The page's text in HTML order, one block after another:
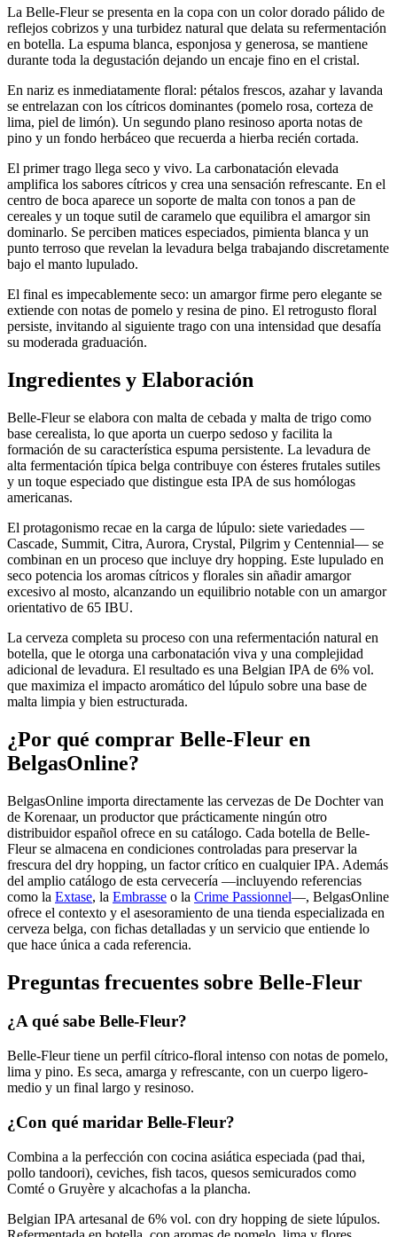
La Belle-Fleur se presenta en la copa con un color dorado pálido de
reflejos cobrizos y una turbidez natural que delata su refermentación
en botella. La espuma blanca, esponjosa y generosa, se mantiene
durante toda la degustación dejando un encaje fino en el cristal.
En nariz es inmediatamente floral: pétalos frescos, azahar y lavanda
se entrelazan con los cítricos dominantes (pomelo rosa, corteza de
lima, piel de limón). Un segundo plano resinoso aporta notas de
pino y un fondo herbáceo que recuerda a hierba recién cortada.
El primer trago llega seco y vivo. La carbonatación elevada
amplifica los sabores cítricos y crea una sensación refrescante. En el
centro de boca aparece un soporte de malta con tonos a pan de
cereales y un toque sutil de caramelo que equilibra el amargor sin
dominarlo. Se perciben matices especiados, pimienta blanca y un
punto terroso que revelan la levadura belga trabajando discretamente
bajo el manto lupulado.
El final es impecablemente seco: un amargor firme pero elegante se
extiende con notas de pomelo y resina de pino. El retrogusto floral
persiste, invitando al siguiente trago con una intensidad que desafía
su moderada graduación.
Ingredientes y Elaboración
Belle-Fleur se elabora con malta de cebada y malta de trigo como
base cerealista, lo que aporta un cuerpo sedoso y facilita la
formación de su característica espuma persistente. La levadura de
alta fermentación típica belga contribuye con ésteres frutales sutiles
y un toque especiado que distingue esta IPA de sus homólogas
americanas.
El protagonismo recae en la carga de lúpulo: siete variedades —
Cascade, Summit, Citra, Aurora, Crystal, Pilgrim y Centennial— se
combinan en un proceso que incluye dry hopping. Este lupulado en
seco potencia los aromas cítricos y florales sin añadir amargor
excesivo al mosto, alcanzando un equilibrio notable con un amargor
orientativo de 65 IBU.
La cerveza completa su proceso con una refermentación natural en
botella, que le otorga una carbonatación viva y una complejidad
adicional de levadura. El resultado es una Belgian IPA de 6% vol.
que maximiza el impacto aromático del lúpulo sobre una base de
malta limpia y bien estructurada.
¿Por qué comprar Belle-Fleur en
BelgasOnline?
BelgasOnline importa directamente las cervezas de De Dochter van
de Korenaar, un productor que prácticamente ningún otro
distribuidor español ofrece en su catálogo. Cada botella de Belle-
Fleur se almacena en condiciones controladas para preservar la
frescura del dry hopping, un factor crítico en cualquier IPA. Además
del amplio catálogo de esta cervecería —incluyendo referencias
como la Extase, la Embrasse o la Crime Passionnel—, BelgasOnline
ofrece el contexto y el asesoramiento de una tienda especializada en
cerveza belga, con fichas detalladas y un servicio que entiende lo
que hace única a cada referencia.
Preguntas frecuentes sobre Belle-Fleur
¿A qué sabe Belle-Fleur?
Belle-Fleur tiene un perfil cítrico-floral intenso con notas de pomelo,
lima y pino. Es seca, amarga y refrescante, con un cuerpo ligero-
medio y un final largo y resinoso.
¿Con qué maridar Belle-Fleur?
Combina a la perfección con cocina asiática especiada (pad thai,
pollo tandoori), ceviches, fish tacos, quesos semicurados como
Comté o Gruyère y alcachofas a la plancha.
Belgian IPA artesanal de 6% vol. con dry hopping de siete lúpulos.